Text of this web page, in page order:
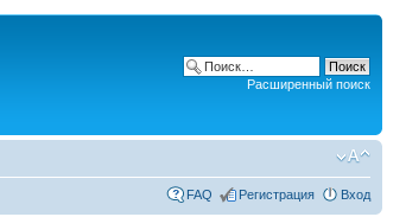
Расширенный поиск
FAQ Регистрация Вход